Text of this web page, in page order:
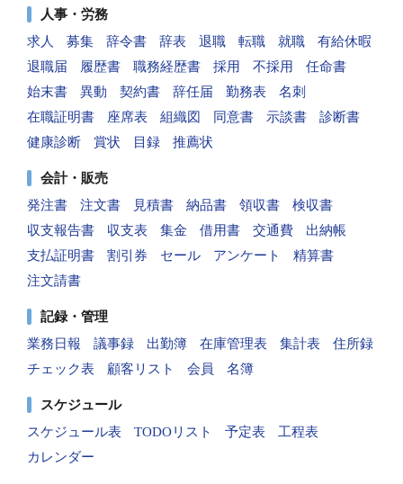
人事・労務
求人
募集 辞令書 辞表 退職 転職 就職
有給休暇
退職届
履歴書 職務経歴書 採用 不採用
任命書
始末書
異動 契約書 辞任届 勤務表
名刺
在職証明書
座席表 組織図 同意書 示談書
診断書
健康診断
賞状 目録 推薦状
会計・販売
発注書
注文書 見積書 納品書 領収書
検収書
収支報告書
収支表 集金 借用書 交通費
出納帳
支払証明書
割引券 セール アンケート
精算書
注文請書
記録・管理
業務日報
議事録 出勤簿 在庫管理表 集計表
住所録
チェック表
顧客リスト 会員 名簿
スケジュール
スケジュール表
TODOリスト 予定表
工程表
カレンダー